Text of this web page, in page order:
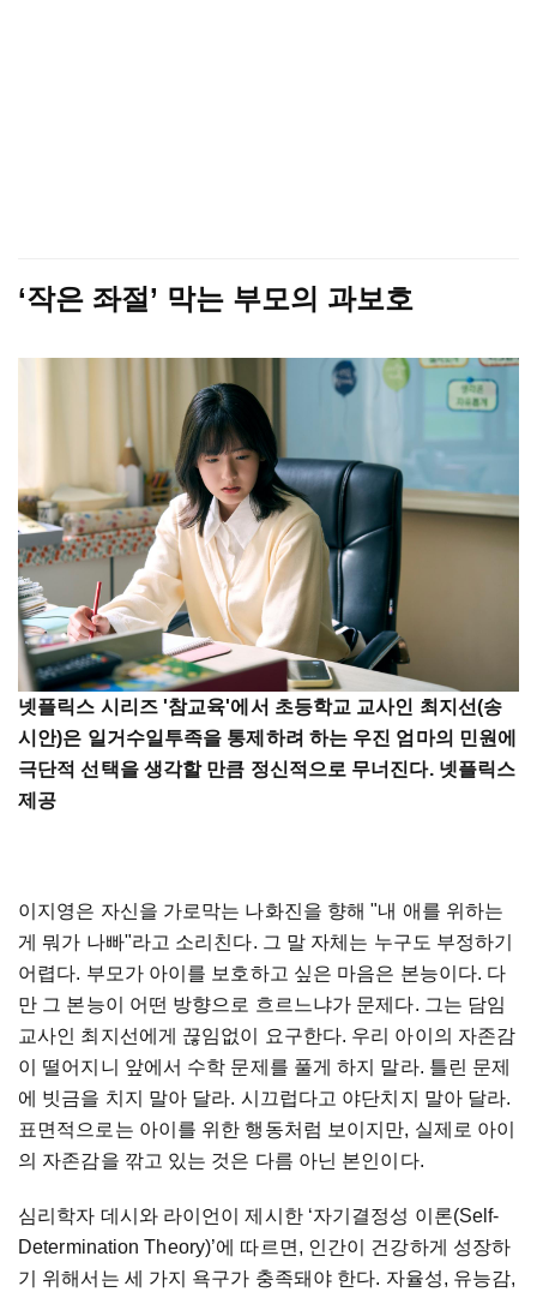
‘작은 좌절’ 막는 부모의 과보호
넷플릭스 시리즈 '참교육'에서 초등학교 교사인 최지선(송
시안)은 일거수일투족을 통제하려 하는 우진 엄마의 민원에
극단적 선택을 생각할 만큼 정신적으로 무너진다. 넷플릭스
제공
이지영은 자신을 가로막는 나화진을 향해 "내 애를 위하는
게 뭐가 나빠"라고 소리친다. 그 말 자체는 누구도 부정하기
어렵다. 부모가 아이를 보호하고 싶은 마음은 본능이다. 다
만 그 본능이 어떤 방향으로 흐르느냐가 문제다. 그는 담임
교사인 최지선에게 끊임없이 요구한다. 우리 아이의 자존감
이 떨어지니 앞에서 수학 문제를 풀게 하지 말라. 틀린 문제
에 빗금을 치지 말아 달라. 시끄럽다고 야단치지 말아 달라.
표면적으로는 아이를 위한 행동처럼 보이지만, 실제로 아이
의 자존감을 깎고 있는 것은 다름 아닌 본인이다.
심리학자 데시와 라이언이 제시한 ‘자기결정성 이론(Self-
Determination Theory)’에 따르면, 인간이 건강하게 성장하
기 위해서는 세 가지 욕구가 충족돼야 한다. 자율성, 유능감,